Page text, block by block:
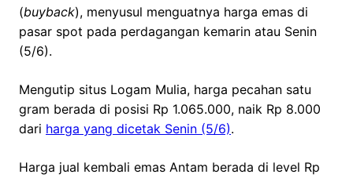
(buyback), menyusul menguatnya harga emas di
pasar spot pada perdagangan kemarin atau Senin
(5/6).
Mengutip situs Logam Mulia, harga pecahan satu
gram berada di posisi Rp 1.065.000, naik Rp 8.000
dari harga yang dicetak Senin (5/6).
Harga jual kembali emas Antam berada di level Rp